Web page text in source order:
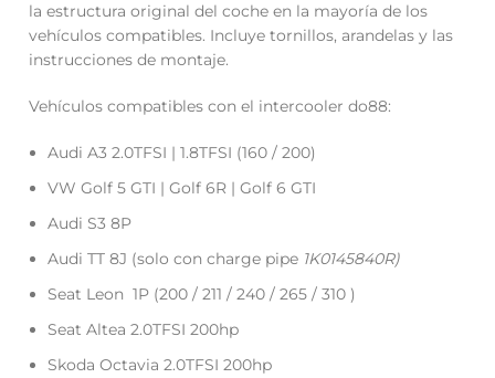
la estructura original del coche en la mayoría de los
vehículos compatibles. Incluye tornillos, arandelas y las
instrucciones de montaje.
Vehículos compatibles con el intercooler do88:
Audi A3 2.0TFSI | 1.8TFSI (160 / 200)
VW Golf 5 GTI | Golf 6R | Golf 6 GTI
Audi S3 8P
Audi TT 8J (solo con charge pipe 1K0145840R)
Seat Leon 1P (200 / 211 / 240 / 265 / 310 )
Seat Altea 2.0TFSI 200hp
Skoda Octavia 2.0TFSI 200hp